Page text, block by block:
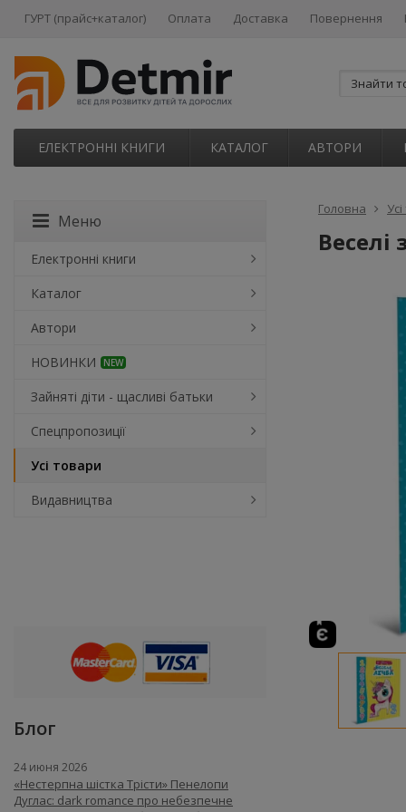
ГУРТ (прайс+каталог) Оплата Доставка Повернення
ЕЛЕКТРОННІ КНИГИ КАТАЛОГ АВТОРИ
Головна
Веселі
Меню
Електронні книги
Каталог
Автори
НОВИНКИ
NEW
Зайняті діти - щасливі батьки
Спецпропозиції
Усі товари
Видавництва
Блог
24 июня 2026
«Нестерпна шістка Трісти» Пенелопи
Дуглас: dark romance про небезпечне